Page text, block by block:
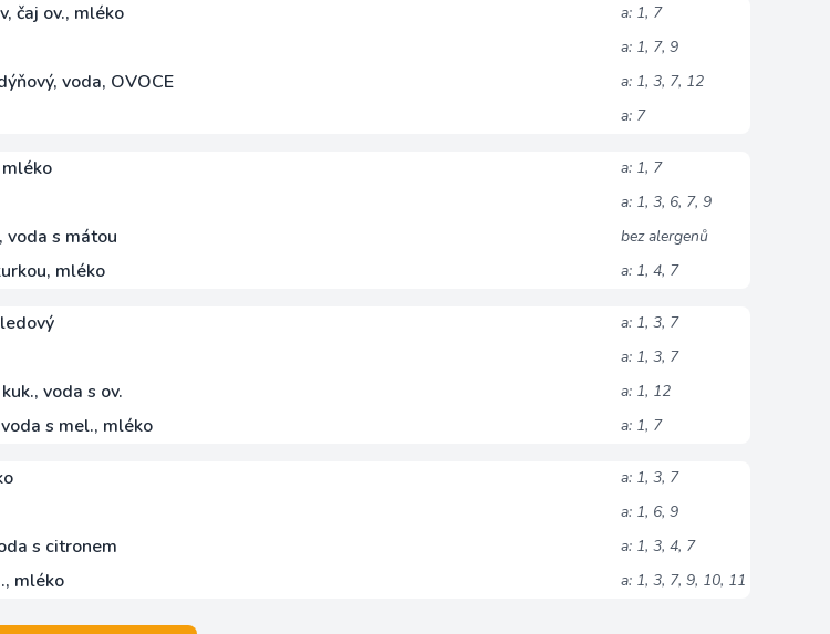
čaj ov., mléko a: 1, 7
a: 1, 7, 9
voda, OVOCE a: 1, 3, 7, 12
a: 7
a: 1, 7
a: 1, 3, 6, 7, 9
voda s mátou bez alergenů
mléko a: 1, 4, 7
a: 1, 3, 7
a: 1, 3, 7
voda s ov. a: 1, 12
s mel., mléko a: 1, 7
a: 1, 3, 7
a: 1, 6, 9
s citronem a: 1, 3, 4, 7
mléko a: 1, 3, 7, 9, 10, 11